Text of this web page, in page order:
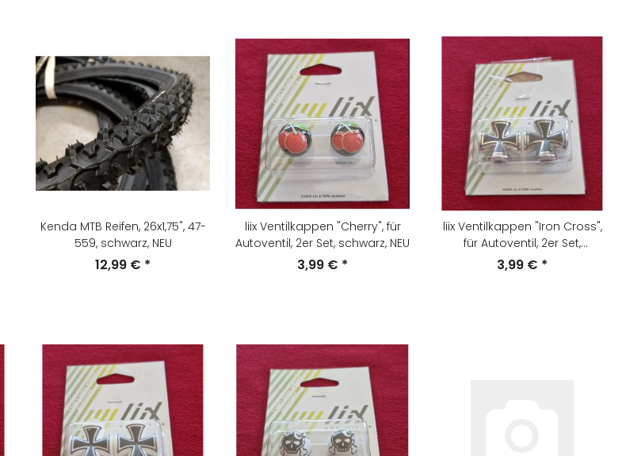
Kenda MTB Reifen, 26x1,75", 47-
559, schwarz, NEU
12,99 € *
liix Ventilkappen "Cherry", für
Autoventil, 2er Set, schwarz, NEU
3,99 € *
liix Ventilkappen "Iron Cross",
für Autoventil, 2er Set,
schwarz/chrom, NEU
3,99 € *